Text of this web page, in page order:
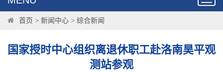
首页 > 新闻中心 > 综合新闻
国家授时中心组织离退休职工赴洛南昊平观
测站参观